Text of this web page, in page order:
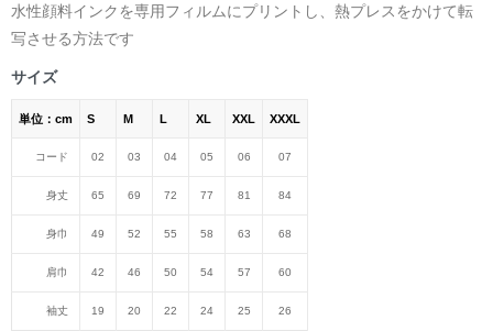
水性顔料インクを専用フィルムにプリントし、熱プレスをかけて転
写させる方法です
サイズ
単位：cm S M L XL XXL XXXL
コード 02 03 04 05 06 07
身丈 65 69 72 77 81 84
身巾 49 52 55 58 63 68
肩巾 42 46 50 54 57 60
袖丈 19 20 22 24 25 26